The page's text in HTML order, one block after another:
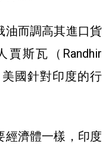
油而調高其進口貨
斯瓦（Randhir
國針對印度的行
經濟體一樣，印度